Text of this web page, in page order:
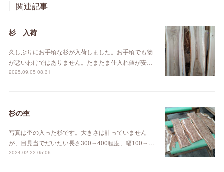
関連記事
杉 入荷
久しぶりにお手頃な杉が入荷しました。お手頃でも物
が悪いわけではありません。たまたま仕入れ値が安…
2025.09.05 08:31
杉の杢
写真は杢の入った杉です。大きさは計っていません
が、目見当でだいたい長さ300～400程度、幅100～…
2024.02.22 05:06